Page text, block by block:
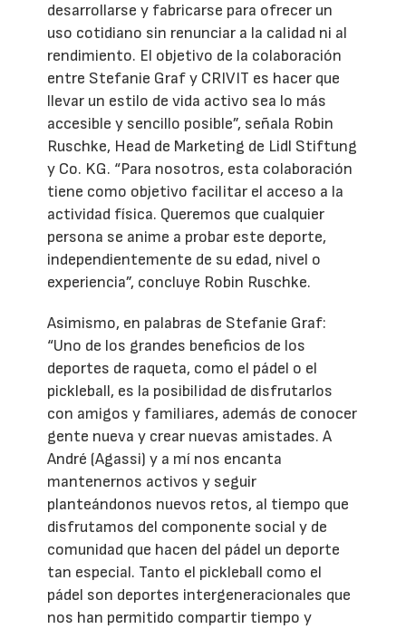
desarrollarse y fabricarse para ofrecer un
uso cotidiano sin renunciar a la calidad ni al
rendimiento. El objetivo de la colaboración
entre Stefanie Graf y CRIVIT es hacer que
llevar un estilo de vida activo sea lo más
accesible y sencillo posible”, señala Robin
Ruschke, Head de Marketing de Lidl Stiftung
y Co. KG. “Para nosotros, esta colaboración
tiene como objetivo facilitar el acceso a la
actividad física. Queremos que cualquier
persona se anime a probar este deporte,
independientemente de su edad, nivel o
experiencia”, concluye Robin Ruschke.
Asimismo, en palabras de Stefanie Graf:
“Uno de los grandes beneficios de los
deportes de raqueta, como el pádel o el
pickleball, es la posibilidad de disfrutarlos
con amigos y familiares, además de conocer
gente nueva y crear nuevas amistades. A
André (Agassi) y a mí nos encanta
mantenernos activos y seguir
planteándonos nuevos retos, al tiempo que
disfrutamos del componente social y de
comunidad que hacen del pádel un deporte
tan especial. Tanto el pickleball como el
pádel son deportes intergeneracionales que
nos han permitido compartir tiempo y